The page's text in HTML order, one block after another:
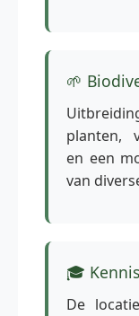
🌱
planten,
en een
van
🎓
De